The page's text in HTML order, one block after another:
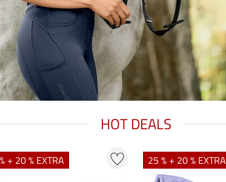
HOT DEALS
+ 20 % EXTRA 25 % + 20 % EXTRA